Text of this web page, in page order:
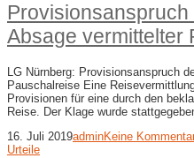
Absage vermittelter
LG Nürnberg: Provisionsanspruch
Pauschalreise Eine
Provisionen für eine durch den
Reise. Der Klage wurde
16. Juli 2019adminKeine
Urteile